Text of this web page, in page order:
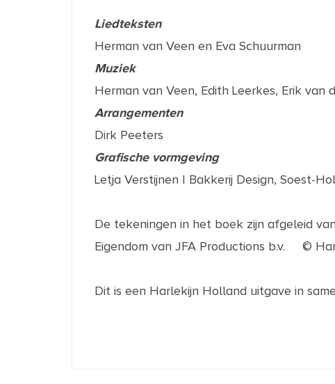
Liedteksten
Herman van Veen en Eva Schuurman
Muziek
Herman van Veen, Edith Leerkes, Erik van
Arrangementen
Dirk Peeters
Grafische vormgeving
Letja Verstijnen | Bakkerij Design, Soest-
De tekeningen in het boek zijn afgeleid
Eigendom van JFA Productions b.v. ©
Dit is een Harlekijn Holland uitgave in